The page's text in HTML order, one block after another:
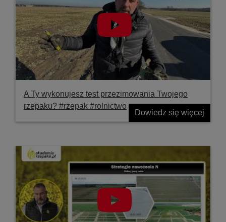
A Ty wykonujesz test przezimowania Twojego
rzepaku? #rzepak #rolnictwo
Dowiedz się więcej